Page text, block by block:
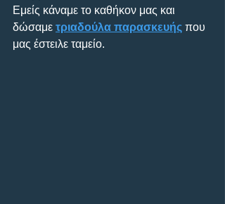
Εμείς κάναμε το καθήκον μας και
δώσαμε τριαδούλα παρασκευής που
μας έστειλε ταμείο.